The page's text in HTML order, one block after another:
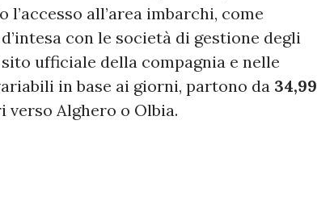
all’area imbarchi, come
con le società di gestione degli
ufficiale della compagnia e nelle
in base ai giorni, partono da 34,99
verso Alghero o Olbia.